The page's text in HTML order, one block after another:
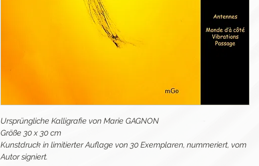
Ursprüngliche Kalligrafie von Marie GAGNON
Größe 30 x 30 cm
Kunstdruck in limitierter Auflage von 30 Exemplaren, nummeriert, vom
Autor signiert.